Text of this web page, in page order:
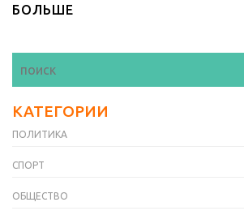
БОЛЬШЕ
КАТЕГОРИИ
ПОЛИТИКА
СПОРТ
ОБЩЕСТВО